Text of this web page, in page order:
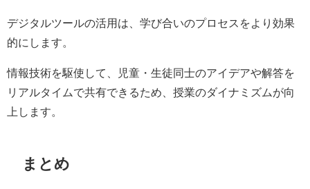
デジタルツールの活用は、学び合いのプロセスをより効果
的にします。
情報技術を駆使して、児童・生徒同士のアイデアや解答を
リアルタイムで共有できるため、授業のダイナミズムが向
上します。
まとめ